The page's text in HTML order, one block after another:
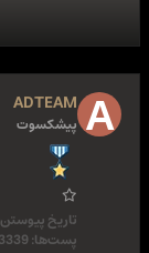
ADTEAM
پیشکسوت
تاریخ
پست‌ها: